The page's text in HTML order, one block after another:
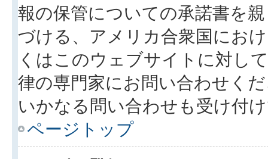
報の保管についての承諾書を
づける、アメリカ合衆国にお
くはこのウェブサイトに対し
律の専門家にお問い合わせく
いかなる問い合わせも受け付
ページトップ